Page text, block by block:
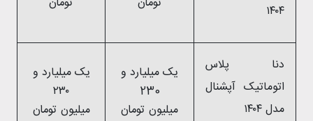
۱۴۰۴
دنا پلاس
اتوماتیک آپشنال
مدل ۱۴۰۴
یک میلیارد و
230
میلیون تومان
یک میلیارد و
۲۳۰
میلیون تومان